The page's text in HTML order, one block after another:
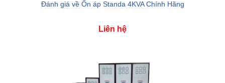
Đánh giá về Ổn áp Standa 4KVA Chính Hãng
Liên hệ